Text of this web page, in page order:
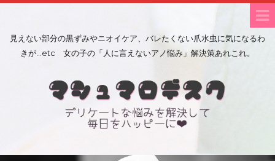
見えない部分の黒ずみやニオイケア、バレたくない爪水虫に気になるわ
きが…etc 女の子の「人に言えないアノ悩み」解決策あれこれ。